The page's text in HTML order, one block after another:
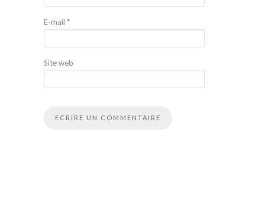
E-mail *
Site web